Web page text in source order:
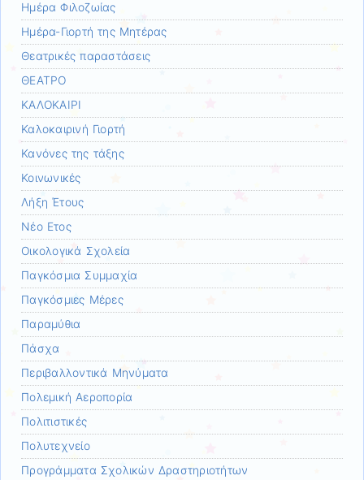
Ημέρα Φιλοζωίας
Ημέρα-Γιορτή της Μητέρας
Θεατρικές παραστάσεις
ΘΕΑΤΡΟ
ΚΑΛΟΚΑΙΡΙ
Καλοκαιρινή Γιορτή
Κανόνες της τάξης
Κοινωνικές
Λήξη Έτους
Νέο Ετος
Οικολογικά Σχολεία
Παγκόσμια Συμμαχία
Παγκόσμιες Μέρες
Παραμύθια
Πάσχα
Περιβαλλοντικά Μηνύματα
Πολεμική Αεροπορία
Πολιτιστικές
Πολυτεχνείο
Προγράμματα Σχολικών Δραστηριοτήτων